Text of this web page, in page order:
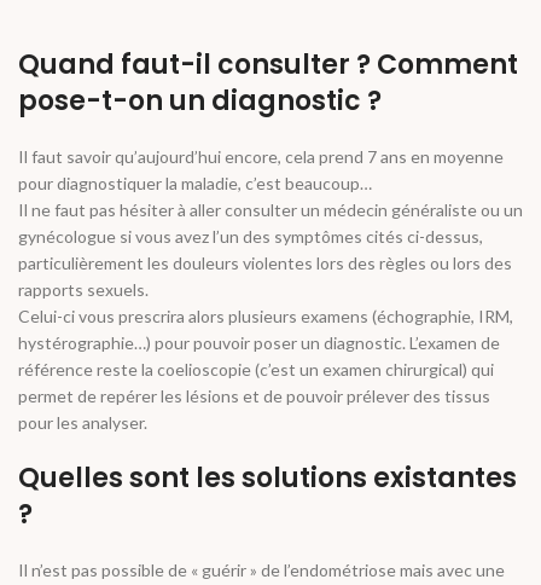
Quand faut-il consulter ? Comment
pose-t-on un diagnostic ?
Il faut savoir qu’aujourd’hui encore, cela prend 7 ans en moyenne
pour diagnostiquer la maladie, c’est beaucoup…
Il ne faut pas hésiter à aller consulter un médecin généraliste ou un
gynécologue si vous avez l’un des symptômes cités ci-dessus,
particulièrement les douleurs violentes lors des règles ou lors des
rapports sexuels.
Celui-ci vous prescrira alors plusieurs examens (échographie, IRM,
hystérographie…) pour pouvoir poser un diagnostic. L’examen de
référence reste la coelioscopie (c’est un examen chirurgical) qui
permet de repérer les lésions et de pouvoir prélever des tissus
pour les analyser.
Quelles sont les solutions existantes
?
Il n’est pas possible de « guérir » de l’endométriose mais avec une